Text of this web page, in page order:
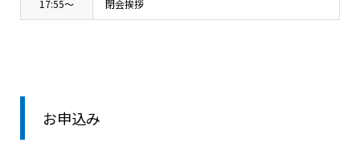
17:55～ 閉会挨拶
お申込み